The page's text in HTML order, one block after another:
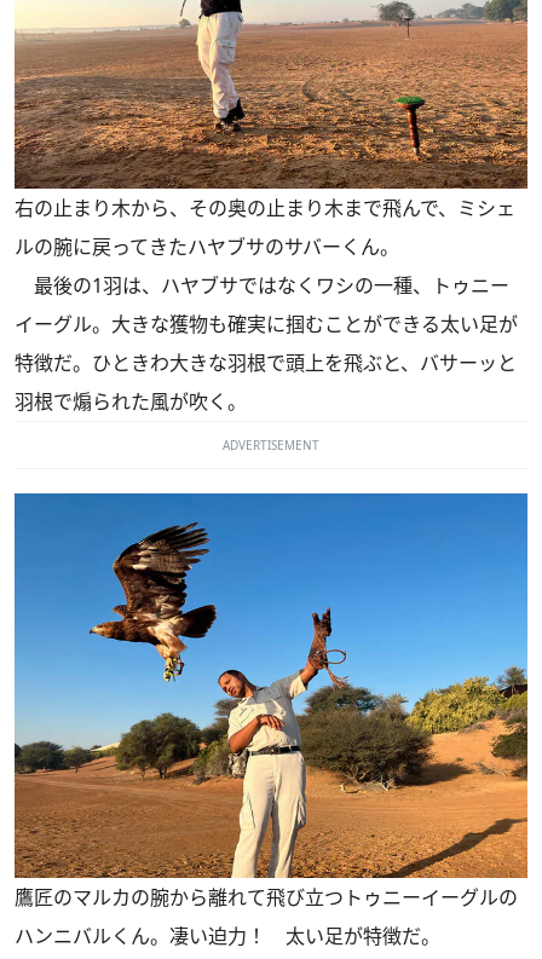
右の止まり木から、その奥の止まり木まで飛んで、ミシェ
ルの腕に戻ってきたハヤブサのサバーくん。
最後の1羽は、ハヤブサではなくワシの一種、トゥニー
イーグル。大きな獲物も確実に掴むことができる太い足が
特徴だ。ひときわ大きな羽根で頭上を飛ぶと、バサーッと
羽根で煽られた風が吹く。
ADVERTISEMENT
鷹匠のマルカの腕から離れて飛び立つトゥニーイーグルの
ハンニバルくん。凄い迫力！ 太い足が特徴だ。